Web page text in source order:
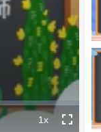
Playback
1x Fullscreen